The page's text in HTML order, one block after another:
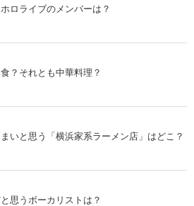
ロライブのメンバーは？
？それとも中華料理？
いと思う「横浜家系ラーメン店」はどこ？
思うボーカリストは？